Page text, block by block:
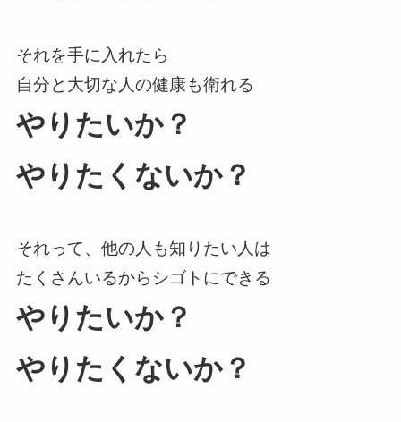
それを手に入れたら
自分と大切な人の健康も衛れる
やりたいか？
やりたくないか？
それって、他の人も知りたい人は
たくさんいるからシゴトにできる
やりたいか？
やりたくないか？